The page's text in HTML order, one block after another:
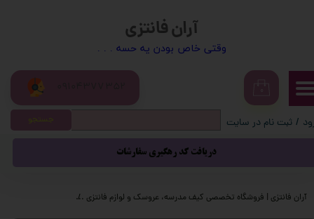
آران فانتزی
​​وقتی خاص بودن یه حسه . . .
/ ثبت نام در سایت
سفارشات
خروج از حساب کاربری
دریافت کد رهگیری سفارشات
جستجو
آران فانتزی | فروشگاه تخصصی کیف مدرسه، عروسک و لوازم فانتزی